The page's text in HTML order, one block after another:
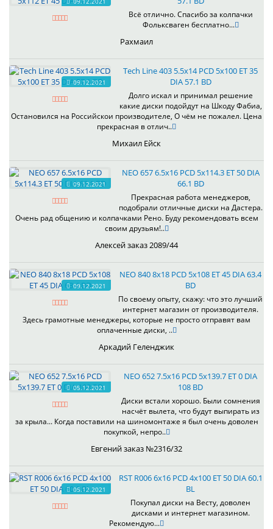
Всё отлично. Спасибо за колпачки
Фольксваген бесплатно...
Рахмаил
09.12.2021
Tech Line 403 5.5x14 PCD 5x100 ET 35
DIA 57.1 BD
Долго искал и принимал решение
какие диски подойдут на Шкоду Фабиа,
Остановился на Российскои производителе, О чём не пожалел. Цена
прекрасная в отлич..
Михаил Ейск
09.12.2021
NEO 657 6.5x16 PCD 5x114.3 ET 50 DIA
66.1 BD
Прекрасная работа менеджеров,
подобрали отличные диски на Дастера.
Очень рад общению и колпачками Рено. Буду рекомендовать всем
своим друзьям!..
Алексей заказ 2089/44
09.12.2021
NEO 840 8x18 PCD 5x108 ET 45 DIA 63.4
BD
По своему опыту, скажу: что это лучший
интернет магазин от производителя.
Здесь грамотные менеджеры, которые не просто отправят вам
оплаченные диски, ..
Аркадий Геленджик
05.12.2021
NEO 652 7.5x16 PCD 5x139.7 ET 0 DIA
108 BD
Диски встали хорошо. Были сомнения
насчёт вылета, что будут выпирать из
за крыла... Когда поставили на шиномонтаже я был очень доволен
покупкой, непро..
Евгений заказ №2316/32
05.12.2021
RST R006 6x16 PCD 4x100 ET 50 DIA 60.1
BL
Покупал диски на Весту, доволен
дисками и интернет магазином.
Рекомендую...